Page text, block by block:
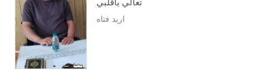
تعالي ياقلبي
اريد فتاه